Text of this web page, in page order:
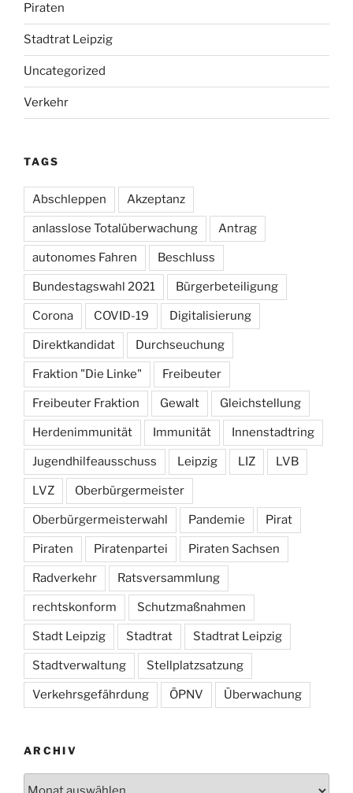
Piraten
Stadtrat Leipzig
Uncategorized
Verkehr
TAGS
Abschleppen Akzeptanz
anlasslose Totalüberwachung Antrag
autonomes Fahren Beschluss
Bundestagswahl 2021 Bürgerbeteiligung
Corona COVID-19 Digitalisierung
Direktkandidat Durchseuchung
Fraktion "Die Linke" Freibeuter
Freibeuter Fraktion Gewalt Gleichstellung
Herdenimmunität Immunität Innenstadtring
Jugendhilfeausschuss Leipzig LIZ LVB
LVZ Oberbürgermeister
Oberbürgermeisterwahl Pandemie Pirat
Piraten Piratenpartei Piraten Sachsen
Radverkehr Ratsversammlung
rechtskonform Schutzmaßnahmen
Stadt Leipzig Stadtrat Stadtrat Leipzig
Stadtverwaltung Stellplatzsatzung
Verkehrsgefährdung ÖPNV Überwachung
ARCHIV